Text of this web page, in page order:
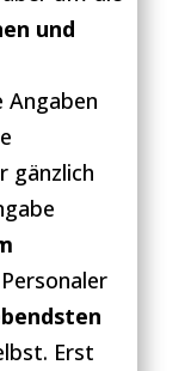
und
Angaben
gänzlich
Erst